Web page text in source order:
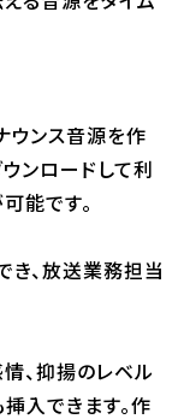
ウンス音源を作
ンロードして利
能です。
き、放送業務担当
、抑揚のレベル
入できます。作